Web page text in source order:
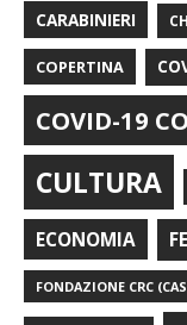
CARABINIERI
COPERTINA
COVID-19
CULTURA
ECONOMIA
FONDAZIONE CRC